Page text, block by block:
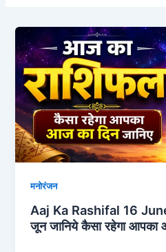
मनोरंजन
Aaj Ka Rashifal 16
जून जानिये कैसा रहेगा आपका